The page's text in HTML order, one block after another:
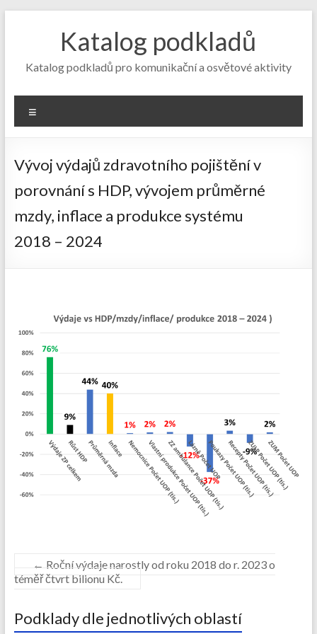
Katalog podkladů
Katalog podkladů pro komunikační a osvětové aktivity
Vývoj výdajů zdravotního pojištění v
porovnání s HDP, vývojem průměrné
mzdy, inflace a produkce systému
2018 – 2024
← Roční výdaje narostly od roku 2018 do r. 2023 o
téměř čtvrt bilionu Kč.
Podklady dle jednotlivých oblastí